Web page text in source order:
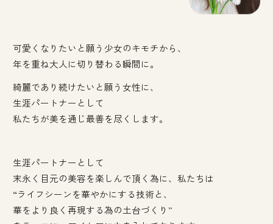
可愛くなりたいと願う少女のキモチから、
年を重ね大人に切り替わる瞬間に。
綺麗であり続けたいと願う女性に、
生涯パートナーとして
私たちが美を通じ最善を尽くします。
生涯パートナーとして
末永く目元の美容を楽しんで頂く為に、私たちは
“ライフシーンを華やかにする技術と、
華をより良く再現する為の土台づくり”